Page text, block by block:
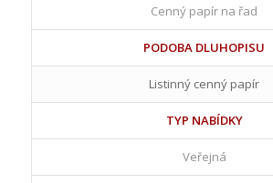
Cenný papír na řad
PODOBA DLUHOPISU
Listinný cenný papír
TYP NABÍDKY
Veřejná